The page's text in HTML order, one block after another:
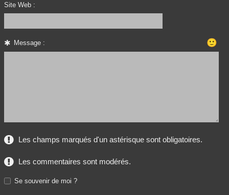
Site Web :
Message : 🙂
Les champs marqués d'un astérisque sont obligatoires.
Les commentaires sont modérés.
Se souvenir de moi ?